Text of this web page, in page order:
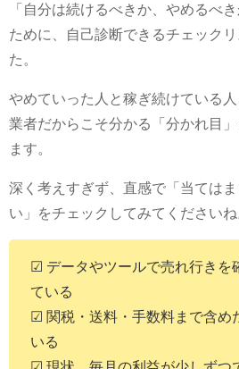
「自分は続けるべきか、やめるべ
ために、自己診断できるチェックリ
た。
やめていった人と稼ぎ続けている
業者だからこそ分かる「分かれ目
ます。
深く考えすぎず、直感で「当ては
い」をチェックしてみてくださいね
☑ データやツールで売れ行きを
ている
☑ 関税・送料・手数料まで含め
いる
☑ 現状、毎月の利益が少しずつ